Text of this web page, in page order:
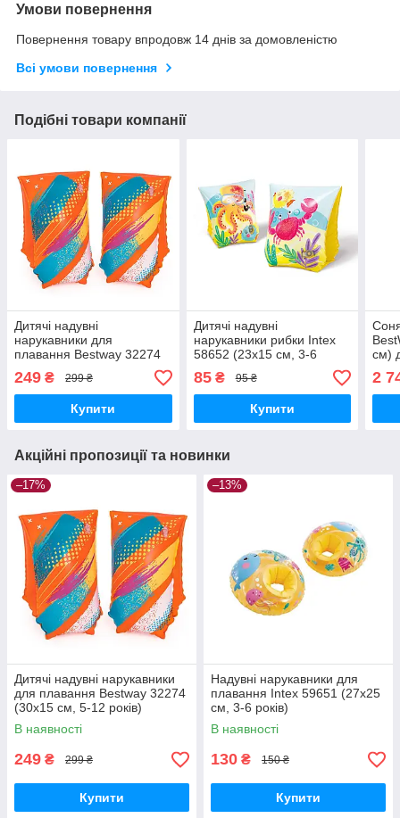
Умови повернення
Повернення товару впродовж 14 днів за домовленістю
Всі умови повернення
Подібні товари компанії
Дитячі надувні
нарукавники для
плавання Bestway 32274
(30х15 см, 5-12 років)
249 ₴ 299 ₴
Купити
Дитячі надувні
нарукавники рибки Intex
58652 (23х15 см, 3-6
років)
85₴ 95 ₴
Купити
см)
2
Акційні пропозиції та новинки
–17%
Дитячі надувні нарукавники
для плавання Bestway 32274
(30х15 см, 5-12 років)
В наявності
249 ₴ 299 ₴
Купити
–13%
Надувні нарукавники для
плавання Intex 59651 (27х25
см, 3-6 років)
В наявності
130 ₴ 150 ₴
Купити